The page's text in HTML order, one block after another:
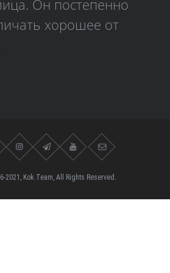
Он постепенно
хорошее от
2021, Kok.Team, All Rights Reserved.